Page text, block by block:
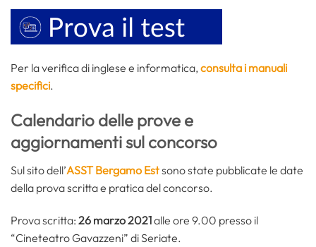
Per la verifica di inglese e informatica,consulta i manuali
specifici.
Calendario delle prove e
aggiornamenti sul concorso
Sul sito dell’ASST Bergamo Estsono state pubblicate le date
della prova scritta e pratica del concorso.
Prova scritta: 26 marzo 2021alle ore 9.00 presso il
“Cineteatro Gavazzeni” di Seriate.